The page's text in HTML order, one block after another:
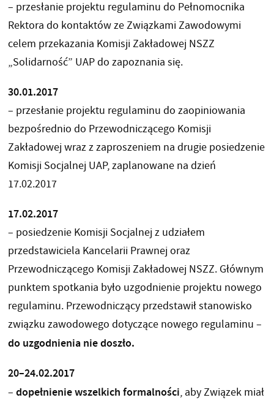
– przesłanie projektu regulaminu do Pełnomocnika
Rektora do kontaktów ze Związkami Zawodowymi
celem przekazania Komisji Zakładowej NSZZ
„Solidarność” UAP do zapoznania się.
30.01.2017
– przesłanie projektu regulaminu do zaopiniowania
bezpośrednio do Przewodniczącego Komisji
Zakładowej wraz z zaproszeniem na drugie posiedzenie
Komisji Socjalnej UAP, zaplanowane na dzień
17.02.2017
17.02.2017
– posiedzenie Komisji Socjalnej z udziałem
przedstawiciela Kancelarii Prawnej oraz
Przewodniczącego Komisji Zakładowej NSZZ. Głównym
punktem spotkania było uzgodnienie projektu nowego
regulaminu. Przewodniczący przedstawił stanowisko
związku zawodowego dotyczące nowego regulaminu –
do uzgodnienia nie doszło.
20–24.02.2017
– dopełnienie wszelkich formalności, aby Związek miał